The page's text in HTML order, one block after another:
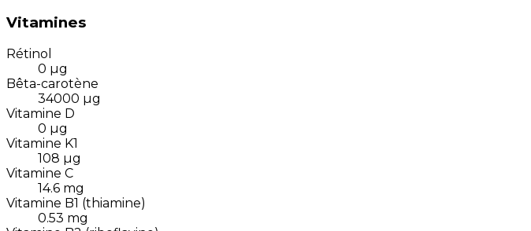
Vitamines
Rétinol
0 µg
Bêta-carotène
34000 µg
Vitamine D
0 µg
Vitamine K1
108 µg
Vitamine C
14.6 mg
Vitamine B1 (thiamine)
0.53 mg